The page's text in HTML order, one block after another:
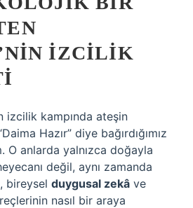
İZCILIK
izcilik kampında ateşin
Hazır” diye bağırdığımız
O anlarda yalnızca doğayla
değil, aynı zamanda
bireysel duygusal zekâ ve
nasıl bir araya